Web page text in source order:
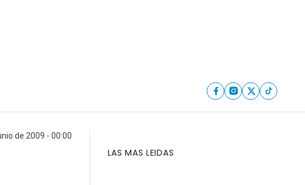
de 2009 - 00:00
LAS MAS LEIDAS